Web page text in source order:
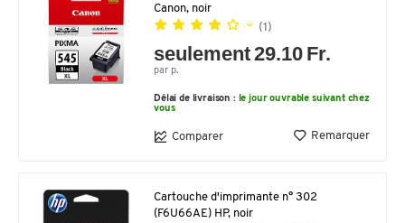
Canon, noir
(1)
seulement 29.10 Fr.
par p.
Délai de livraison : le jour ouvrable suivant chez
vous
Comparer Remarquer
Cartouche d'imprimante n° 302
(F6U66AE) HP, noir